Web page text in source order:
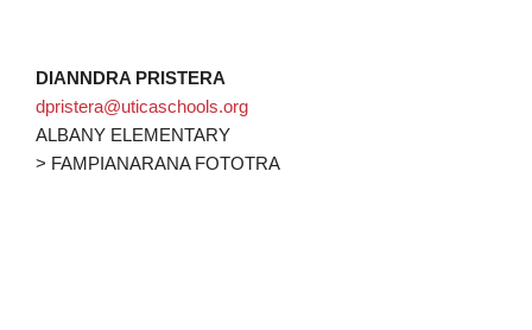
DIANNDRA PRISTERA
dpristera@uticaschools.org
ALBANY ELEMENTARY
> FAMPIANARANA FOTOTRA